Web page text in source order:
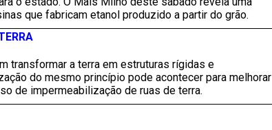
que fabricam etanol produzido a partir do grão.
transformar a terra em estruturas rígidas e
do mesmo princípio pode acontecer para melhorar
de impermeabilização de ruas de terra.